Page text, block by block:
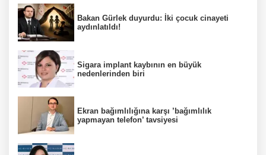
Bakan Gürlek duyurdu: İki çocuk cinayeti
aydınlatıldı!
Sigara implant kaybının en büyük
nedenlerinden biri
Ekran bağımlılığına karşı ’bağımlılık
yapmayan telefon’ tavsiyesi